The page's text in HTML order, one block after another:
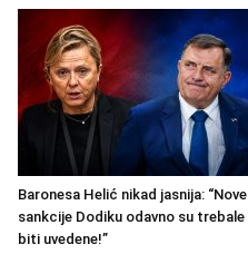
Baronesa Helić nikad jasnija: “Nove
sankcije Dodiku odavno su trebale
biti uvedene!”